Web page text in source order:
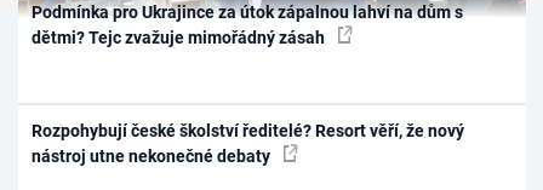
Podmínka pro Ukrajince za útok zápalnou lahví na dům s
dětmi? Tejc zvažuje mimořádný zásah
Rozpohybují české školství ředitelé? Resort věří, že nový
nástroj utne nekonečné debaty